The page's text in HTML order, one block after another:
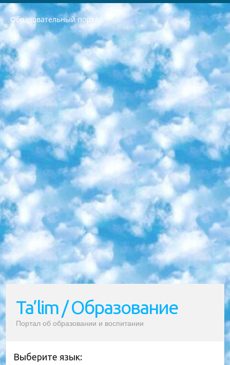
Образовательный портал
РЕСПУБЛИКА УЗБЕКИСТАН МИНИСТРЕРСТВО ДОШКОЛЬНОГО И ШКОЛЬНОГО ОБРАЗОВАНИЯ КОМАНДА в общеобразовательных учреждениях в 2023-2024 учебном году организация и проведение итоговой государственной аттестации обучающихся о Министра дошкольного и школьного образования Республики Узбекистан от 4 марта 2008 года (постановлением Минюста от 20 марта 2008 года № 1778 государственной регистрации) «Итоговое состояние учащихся общего среднего образования на основании положения об утверждении положения об аттестации общего среднего образования выпускной экзамен студентов в образовательных учреждениях в 2023-2024 учебном году В целях организации и прохождения аттестации приказываю: 1. Следующее: перечень предметов, по которым будет проводиться итоговая государственная аттестация и экзамен формы перевода согласно приложению 1; сертификаты международного образца, оценивающие уровень владения иностранными языками перечень согласно приложению 2; 2. Педагогический при специализированных образовательных учреждениях. научно-практический центр квалификации и международной оценки (Д.Давидова) 2024 г. До 25 марта: задания по предметам, по которым будет проводиться итоговая аттестация разработка и утверждение технических условий; итоговая аттестация на основании разработанного предметного задания разработка вопросов по предметам (устно и письменно), экзамен передача; общеобразовательные средние школы и специальные учебные заведения учащиеся выпускных классов школ и интернатов в агентской системе подготовка базы данных экзаменационных материалов и критериев оценки; перевод базы экзаменационных материалов на все языки обучения подать в Республиканский образовательный центр для изготовления; варианты экзаменов на основе разработанных контрольных материалов пусть будут поставлены задачи формирования. 3. Республиканский образовательный центр (Ш.Худайкулов) до 5 апреля 2024 года. до: база данных предоставленных экзаменационных материалов на все языки обучения перевод и экспертиза; для слепых, слабовидящих, глухих, слабослышащих и умственно отсталых детей учащиеся выпускных классов специализированных школ и школ-интернатов база данных экзаменационных материалов на всех преподаваемых языках подготовка критериев оценки; специализированные школы для умственно отсталых детей и технологии для учащихся выпускных классов школ-интернатов разработка соответствующих рекомендаций и критериев проведения ЕГЭ по естествознанию давать задания. 4. Педагогический при специализированных образовательных учреждениях. Научно-практический центр навыков и международной оценки (Д.Давидова), Республика образовательный центр (Худайкулов Ш.) итоговый государственный аттестационный экзамен ориентирован на творческое и логическое мышление при подготовке базы материалов учитывать введение заданий. 5. Следует отметить, что: сертификат государственного образца о знании общеобразовательного предмета и как минимум национальный уровень B1 по предметам на иностранных языках, указанным в Приложении 2. или международно признанный сертификат эквивалентного уровня студенты, изучающие определенный предмет, освобождаются от экзамена; по соответствующим предметам запланирована итоговая государственная аттестация за день до дня, путем жеребьевки Рабочей группой (в письменной форме по предметам, проводимым в форме) из числа сформированных вариантов выбрано 2 варианта; 2 выбранных варианта экзамена анонсированы на официальном сайте министерства и все выпускники по всей стране на основе этих вариантов проводит итоговую государственную аттестацию. 6. Государственное образование учащихся средних общеобразовательных учреждений. знания в соответствии с квалификационными требованиями, которые необходимо приобрести на основании стандартов итоговый (выпускной) контроль для 9 и 11 классов в целях тестирования Экзамены (далее – экзамены) состоят из предметов, перечисленных в приложении 1. будет сделано. 7. Экзамены пройдут с 26 мая по 15 июня 2024 г. (кроме науки физического воспитания). 8. Физическая для учащихся 9 классов общесредних образовательных учреждений. Экзамены по предмету «Образование, квалификация медицина» 1-6 мая 2024 года. сотрудники перевести под присмотр (с отклонениями в физическом или умственном развитии) специализированная школа для детей, школы-интернаты и со сколиозом школы-интернаты санаторного типа для больных детей исключены). 9. Он был слепым, слабовидящим и имел нарушения опорно-двигательного аппарата. экзамены в специализированных школах и интернатах для детей должны проводиться исходя из требований, предъявляемых к общеобразовательным учреждениям (физкультура кроме науки). 10. Специализированная школа для глухих и слабослышащих детей. и экзамены в интернатах и быть реализован в виде письменного теста по математике. 11. Специальность для умственно отсталых детей. Для 9 класса Родной язык и литературное письмо Государственный язык (язык обучения – узбекский). для неклассов) написано Математическое письмо Письменная/устная история Узбекистана Физическое воспитание практично Итоговый контроль Для 11 класса Написание родного языка и литературы (эссе) Математическое письмо Узбекский язык (обучение на узбекском языке) не посещающее общее среднее образование для учреждений)/Образовательное учреждение выбор письменный и устный Иностранный язык письменный/устный Письменная/устная история Узбекистана *По выбору студента:  Химия  Физика  Основы государственного права  География 10 бесплатных образовательных ресурсов - Мы составили подборку онлайн-проектов с интерактивными упражнениями, видеолекциями и статьями. Они помогут вам обрести новые и освежить старые знания бесплатно. 1. «ИНТУИТ» Старейшая образовательная площадка Рунета. Здесь вы найдёте сотни текстовых и видеокурсов на десятки различных тем — от программирования до психологии. Многие курсы подготовлены российскими университетами и крупными международными компаниями вроде Intel и Microsoft. Самостоятельное обучение бесплатное, но желающие могут оплатить услуги персональных наставников. 2. «Смартия» знакомит с актуальными профессиями и подсказывает, как им обучаться. Выбрав заинтересовавшую вас специальность — SMM-специалист, фотограф, веб-дизайнер или другую, — увидите список необходимых для неё умений. Чтобы вы могли освоить их самостоятельно, для каждого умения площадка отображает подборку ссылок на учебные материалы. Хотя «Смартия» ориентируется на русскоязычную аудиторию, часть контента всё же доступна только на английском. 3. «Лекторий Физтеха» Проект Московского физико-технического института (Физтеха). С его помощью вы можете смотреть онлайн серии лекций, записанные на видео в этом вузе. В числе доступных предметов — физика, биология, химия, информационные технологии и другие. К некоторым лекциям администрация ресурса прилагает готовые конспекты, которые можно скачивать в PDF-формате. 4. ITMOcourses Онлайн-площадка Санкт-Петербургского национального исследовательского университета информационных технологий, механики и оптики (ИТМО). Ресурс предоставляет свободный доступ к курсам, разработанным в этом вузе. Каталог материалов разбит на четыре категории: «Оптические системы и технологии», «Приборостроение и робототехника», «Информационные технологии» и «Биотехнологии». Курсы состоят из видеолекций, интерактивных демонстраций и заданий. 5. «КиберЛенинка» Электронная научная библиотека открытого доступа. Каталог площадки регулярно обрастает текстами статей из различных научных изданий. Сгруппированные по журналам и рубрикам публикации можно читать онлайн или скачивать целиком в PDF-формате. Проект нацелен на популяризацию науки за счёт открытого доступа к качественной информации. 6. «ПостНаука» На этом ресурсе публикуют подборки видеолекций, составленные экспертами из разных отраслей и объединённые общими темами. Среди них, к примеру, есть серии «Биоинформатика и геномика», «Культура средневековой Скандинавии» и Cinema Studies о теории кино. Каждая подборка лекций — логически связанная история, рассказанная экспертом от первого лица. Кроме того, на сайте появляются научно-образовательные статьи и тесты на разные темы. 7. «Newочём» Команда проекта «Newочём» отбирает самые интересные тексты из англоязычных СМИ и переводит те из них, за которые голосуют участники сообщества «ВКонтакте». По большей части это научно-популярные статьи. Редакторы придумывают лишь заголовки, в остальном содержание переводов соответствует оригиналам. Полные тексты можно читать прямо в социальной сети. 8. InternetUrok Онлайн-база материалов по основным дисциплинам школьной программы. Информация на сайте структурирована по классам, предметам и темам (урокам). Каждый урок состоит из видеолекций и конспектов. Есть также интерактивные тренажёры и тесты для закрепления пройденного материала. Даже если вы давно окончили школу, возможность повторить программу старших классов всегда может пригодиться. 9. Edutainme Ещё один ресурс об образовании. В отличие от Newtonew, как мне кажется, Edutainme больше ориентируется на представителей индустрии: педагогов, предпринимателей, разработчиков образовательных проектов. Но и любой, кто просто стремится к саморазвитию, найдёт на сайте много полезного и интересного для себя. Например, информацию о новых курсах и образовательных сервисах. 10. Newtonew Онлайн-медиа об образовании и обучении в широком смысле. Авторы Newtonew пишут об инструментах, заведениях, тактиках и стратегиях, которые помогают учить других и получать новые знания самостоятельно. На этой площадке вы найдёте новости, обзоры, аналитические мат
Ta’lim / Образование
Портал об образовании и воспитании
Выберите язык: